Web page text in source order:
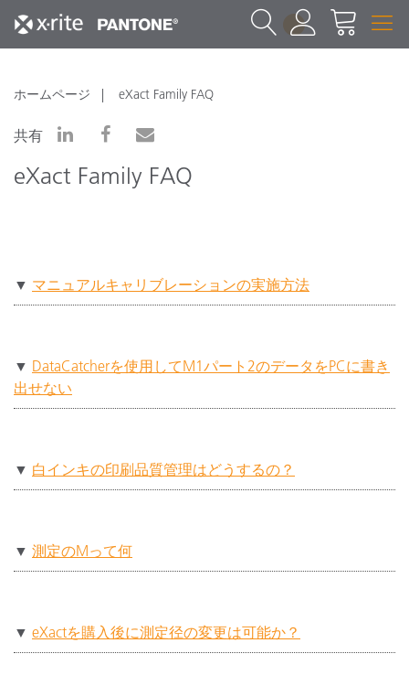
1
ホームページ eXact Family FAQ
共有
eXact Family FAQ
▼ マニュアルキャリブレーションの実施方法
▼ DataCatcherを使用してM1パート2のデータをPCに書き
出せない
▼ 白インキの印刷品質管理はどうするの？
▼ 測定のMって何
▼ eXactを購入後に測定径の変更は可能か？